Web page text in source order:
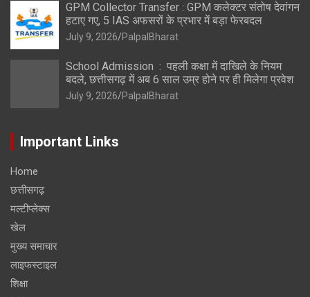
GPM Collector Transfer : GPM कलेक्टर संतोष देवांगन
हटाए गए, 5 IAS अफसरों के प्रभार में बड़ा फेरबदल
July 9, 2026 PalpalBharat
School Admission : पहली कक्षा में दाखिले के नियम
बदले, छत्तीसगढ़ में अब 6 साल उम्र होने पर ही मिलेगा प्रवेश
July 9, 2026 PalpalBharat
Important Links
Home
छत्तीसगढ़
मल्टीप्लेक्स
खेल
मुख्य समाचार
लाइफस्टाइल
शिक्षा